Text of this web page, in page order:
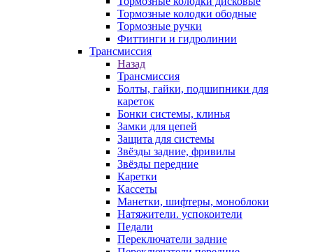
Тормозные колодки ободные
Тормозные ручки
Фиттинги и гидролинии
Трансмиссия
Назад
Трансмиссия
Болты, гайки, подшипники для
кареток
Бонки системы, клинья
Замки для цепей
Защита для системы
Звёзды задние, фривилы
Звёзды передние
Каретки
Кассеты
Манетки, шифтеры, моноблоки
Натяжители. успокоители
Педали
Переключатели задние